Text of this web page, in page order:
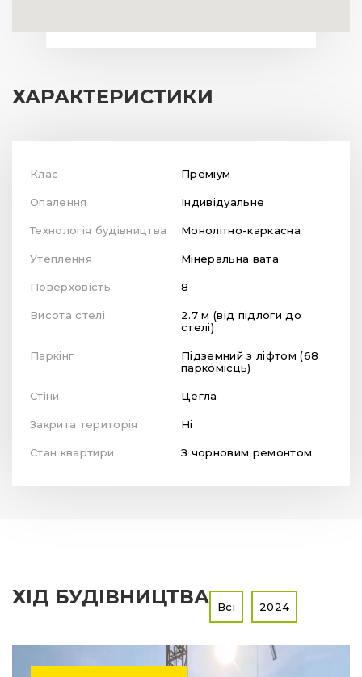
ХАРАКТЕРИСТИКИ
Клас Преміум
Опалення Індивідуальне
Технологія будівництва Монолітно-каркасна
Утеплення Мінеральна вата
Поверховість 8
Висота стелі
2.7 м (від підлоги до
стелі)
Паркінг
Підземний з ліфтом (68
паркомісць)
Стіни Цегла
Закрита територія Ні
Стан квартири З чорновим ремонтом
ХІД БУДІВНИЦТВА Всі 2024